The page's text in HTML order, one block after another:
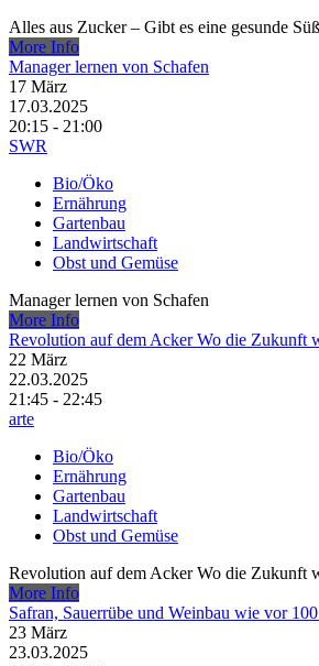
Alles aus Zucker – Gibt es eine gesunde
More Info
Manager lernen von Schafen
17 März
17.03.2025
20:15 - 21:00
SWR
Bio/Öko
Ernährung
Gartenbau
Landwirtschaft
Obst und Gemüse
Manager lernen von Schafen
More Info
Revolution auf dem Acker Wo die Zukunft
22 März
22.03.2025
21:45 - 22:45
arte
Bio/Öko
Ernährung
Gartenbau
Landwirtschaft
Obst und Gemüse
Revolution auf dem Acker Wo die Zukunft
More Info
Safran, Sauerrübe und Weinbau wie vor
23 März
23.03.2025